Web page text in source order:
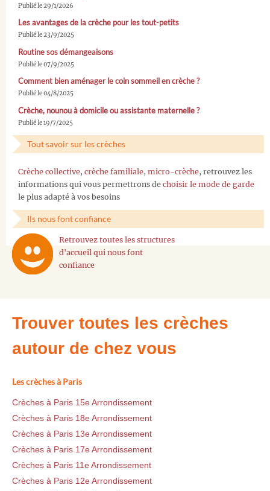
Publié le 29/1/2026
Les avantages de la crèche pour les tout-petits
Publié le 23/9/2025
Routine sos démangeaisons
Publié le 07/9/2025
Comment bien aménager le coin sommeil en crèche ?
Publié le 04/8/2025
Crèche, nounou à domicile ou assistante maternelle ?
Publié le 19/7/2025
Tout savoir sur les crèches
Crèche collective, crèche familiale, micro-crèche, retrouvez les
informations qui vous permettrons de choisir le mode de garde
le plus adapté à vos besoins
Ils nous font confiance
Retrouvez toutes les structures
d'accueil qui nous font
confiance
Trouver toutes les crèches
autour de chez vous
Les crèches à Paris
Crèches à Paris 15e Arrondissement
Crèches à Paris 18e Arrondissement
Crèches à Paris 13e Arrondissement
Crèches à Paris 17e Arrondissement
Crèches à Paris 11e Arrondissement
Crèches à Paris 12e Arrondissement